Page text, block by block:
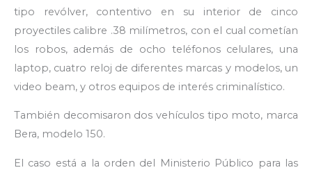
tipo revólver, contentivo en su interior de cinco
proyectiles calibre .38 milímetros, con el cual cometían
los robos, además de ocho teléfonos celulares, una
laptop, cuatro reloj de diferentes marcas y modelos, un
video beam, y otros equipos de interés criminalístico.
También decomisaron dos vehículos tipo moto, marca
Bera, modelo 150.
El caso está a la orden del Ministerio Público para las